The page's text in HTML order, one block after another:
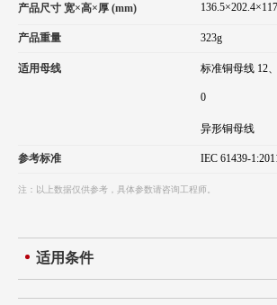
产品尺寸 宽×高×厚 (mm)
产品重量 323g
适用母线 标准铜母线 12
0
异形铜母线
参考标准 IEC 61439-
注：以上数据仅供参考，具体参数请咨询工程师。
适用条件